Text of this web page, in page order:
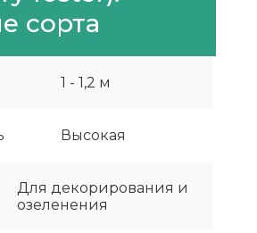
сорта
1 - 1,2 м
Высокая
Для декорирования и
озеленения